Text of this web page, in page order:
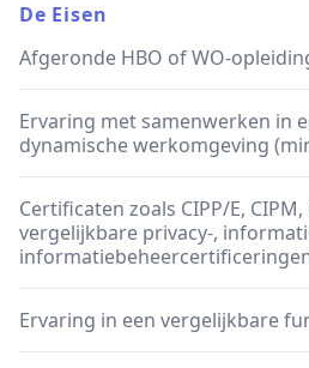
De Eisen
Afgeronde HBO of WO-
Ervaring met samenwerken in
dynamische werkomgeving
Certificaten zoals CIPP/E, CIPM,
vergelijkbare privacy-,
Ervaring in een vergelijkbare